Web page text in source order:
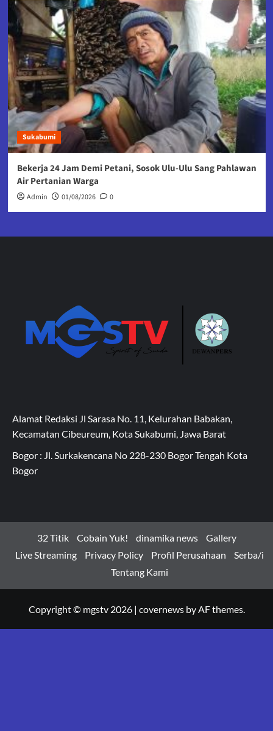
Sukabumi
Bekerja 24 Jam Demi Petani, Sosok Ulu-Ulu Sang Pahlawan
Air Pertanian Warga
Admin 01/08/2026 0
Alamat Redaksi Jl Sarasa No. 11, Kelurahan Babakan,
Kecamatan Cibeureum, Kota Sukabumi, Jawa Barat
Bogor : Jl. Surkakencana No 228-230 Bogor Tengah Kota
Bogor
32 Titik Cobain Yuk! dinamika news
Gallery
Live Streaming
Privacy Policy Profil Perusahaan
Serba/i
Tentang Kami
Copyright © mgstv 2026 | covernewsby AF themes.